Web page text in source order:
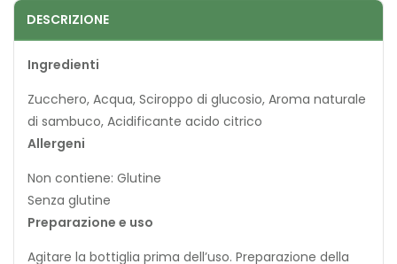
DESCRIZIONE
Ingredienti
Zucchero, Acqua, Sciroppo di glucosio, Aroma naturale
di sambuco, Acidificante acido citrico
Allergeni
Non contiene: Glutine
Senza glutine
Preparazione e uso
Agitare la bottiglia prima dell’uso. Preparazione della